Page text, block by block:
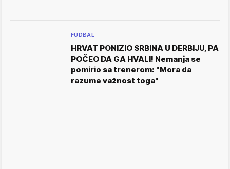
FUDBAL
HRVAT PONIZIO SRBINA U DERBIJU, PA
POČEO DA GA HVALI! Nemanja se
pomirio sa trenerom: "Mora da
razume važnost toga"